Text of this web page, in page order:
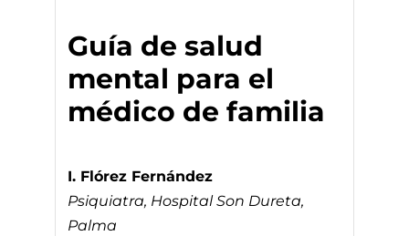
Guía de salud
mental para el
médico de familia
I. Flórez Fernández
Psiquiatra, Hospital Son Dureta,
Palma